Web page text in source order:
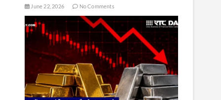
June 22, 2026 No Comments